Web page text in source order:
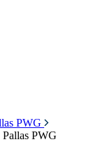
PWG
PWG